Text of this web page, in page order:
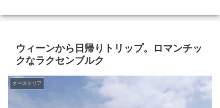
ウィーンから日帰りトリップ。ロマンチッ
クなラクセンブルク
オーストリア